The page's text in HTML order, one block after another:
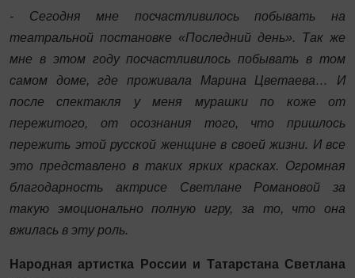
- Сегодня мне посчастливилось побывать на
театральной постановке «Последний день». Так же
мне в этом году посчастливилось побывать в том
самом доме, где проживала Марина Цветаева… И
после спектакля у меня мурашки по коже от
пережитого, от осознания того, что пришлось
пережить этой русской женщине в своей жизни. И все
это представлено в таких ярких красках. Огромная
благодарность актрисе Светлане Романовой за
такую эмоционально полную игру, за то, что она
вжилась в эту роль.
Народная артистка России и Татарстана Светлана